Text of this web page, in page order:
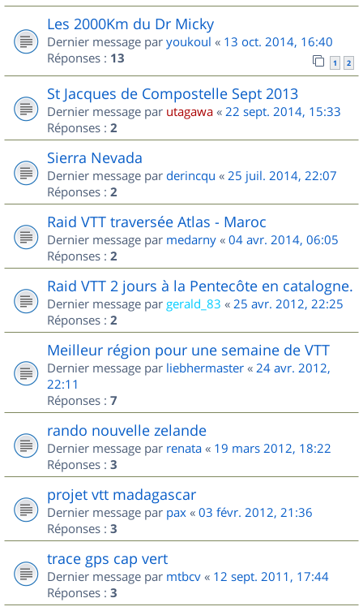
Les 2000Km du Dr Micky
Dernier message par youkoul « 13 oct. 2014, 16:40
Réponses : 13 1 2
St Jacques de Compostelle Sept 2013
Dernier message par utagawa « 22 sept. 2014, 15:33
Réponses : 2
Sierra Nevada
Dernier message par derincqu « 25 juil. 2014, 22:07
Réponses : 2
Raid VTT traversée Atlas - Maroc
Dernier message par medarny « 04 avr. 2014, 06:05
Réponses : 2
Raid VTT 2 jours à la Pentecôte en catalogne.
Dernier message par gerald_83 « 25 avr. 2012, 22:25
Réponses : 2
Meilleur région pour une semaine de VTT
Dernier message par liebhermaster « 24 avr. 2012,
22:11
Réponses : 7
rando nouvelle zelande
Dernier message par renata « 19 mars 2012, 18:22
Réponses : 3
projet vtt madagascar
Dernier message par pax « 03 févr. 2012, 21:36
Réponses : 3
trace gps cap vert
Dernier message par mtbcv « 12 sept. 2011, 17:44
Réponses : 3